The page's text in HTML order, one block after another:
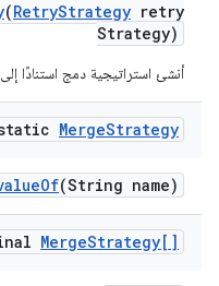
(RetryStrategy retry
Strategy)
أنشئ استراتيجية دمج استنادًا
MergeStrategy
Of(String name)
MergeStrategy[]